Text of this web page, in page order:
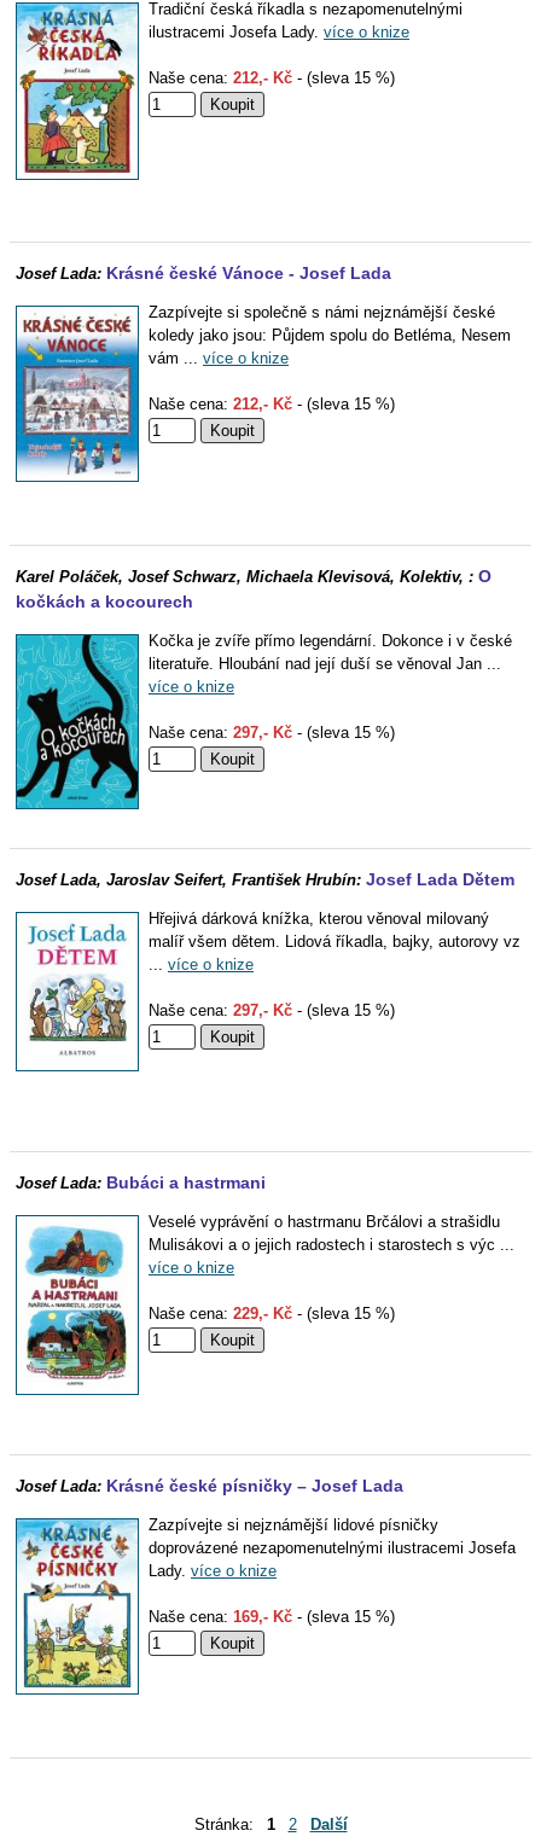
Tradiční česká říkadla s nezapomenutelnými
ilustracemi Josefa Lady. více o knize
Naše cena: 212,- Kč - (sleva 15 %)
Josef Lada: Krásné české Vánoce - Josef Lada
Zazpívejte si společně s námi nejznámější české
koledy jako jsou: Půjdem spolu do Betléma, Nesem
vám ... více o knize
Naše cena: 212,- Kč - (sleva 15 %)
Karel Poláček, Josef Schwarz, Michaela Klevisová, Kolektiv, : O
kočkách a kocourech
Kočka je zvíře přímo legendární. Dokonce i v české
literatuře. Hloubání nad její duší se věnoval Jan ...
více o knize
Naše cena: 297,- Kč - (sleva 15 %)
Josef Lada, Jaroslav Seifert, František Hrubín: Josef Lada Dětem
Hřejivá dárková knížka, kterou věnoval milovaný
malíř všem dětem. Lidová říkadla, bajky, autorovy vz
... více o knize
Naše cena: 297,- Kč - (sleva 15 %)
Josef Lada: Bubáci a hastrmani
Veselé vyprávění o hastrmanu Brčálovi a strašidlu
Mulisákovi a o jejich radostech i starostech s výc ...
více o knize
Naše cena: 229,- Kč - (sleva 15 %)
Josef Lada: Krásné české písničky – Josef Lada
Zazpívejte si nejznámější lidové písničky
doprovázené nezapomenutelnými ilustracemi Josefa
Lady. více o knize
Naše cena: 169,- Kč - (sleva 15 %)
Stránka: 1 2 Další